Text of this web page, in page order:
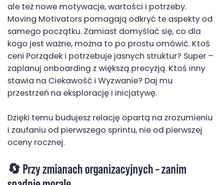
ale też nowe motywacje, wartości i potrzeby.
Moving Motivators pomagają odkryć te aspekty od
samego początku. Zamiast domyślać się, co dla
kogo jest ważne, można to po prostu omówić. Ktoś
ceni Porządek i potrzebuje jasnych struktur? Super –
zaplanuj onboarding z większą precyzją. Ktoś inny
stawia na Ciekawość i Wyzwanie? Daj mu
przestrzeń na eksplorację i inicjatywę.
Dzięki temu budujesz relację opartą na zrozumieniu
i zaufaniu od pierwszego sprintu, nie od pierwszej
oceny rocznej.
🔄 Przy zmianach organizacyjnych – zanim